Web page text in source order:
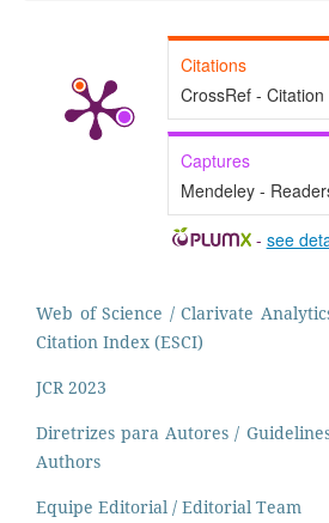
Citations
CrossRef - Citation
Captures
Mendeley -
- see
Web of Science / Clarivate
Citation Index (ESCI)
JCR 2023
Diretrizes para Autores /
Authors
Equipe Editorial / Editorial Team